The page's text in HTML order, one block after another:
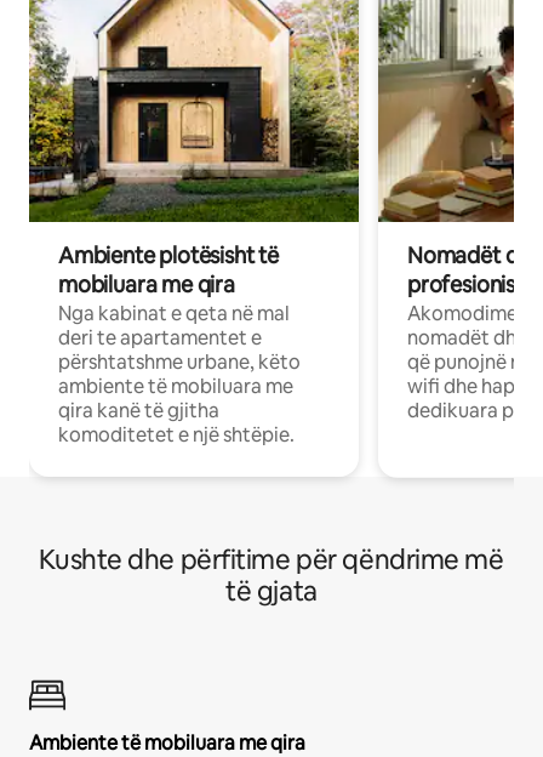
Ambiente plotësisht të
mobiluara me qira
Nga kabinat e qeta në mal
deri te apartamentet e
përshtatshme urbane, këto
ambiente të mobiluara me
qira kanë të gjitha
komoditetet e një shtëpie.
Nomadët
Akomodime
nomadët dhe
që punojnë në
wifi dhe
dedikuara
Kushte dhe përfitime për qëndrime më
të gjata
Ambiente të mobiluara me qira